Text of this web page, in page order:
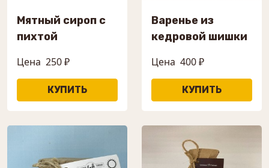
Мятный сироп с
пихтой
Цена 250 ₽
Варенье из
кедровой шишки
Цена 400 ₽